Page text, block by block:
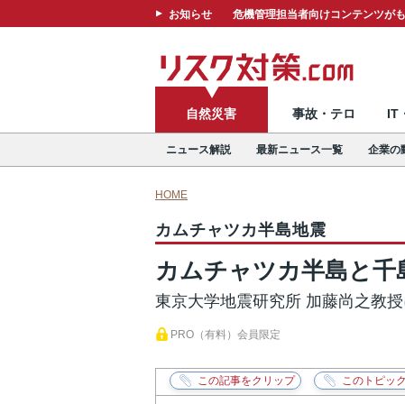
お知らせ 危機管理担当者向けコンテンツが
自然災害 事故・テロ IT
ニュース解説 最新ニュース一覧 企業の
HOME
カムチャツカ半島地震
カムチャツカ半島と千
東京大学地震研究所 加藤尚之教授
PRO（有料）会員限定